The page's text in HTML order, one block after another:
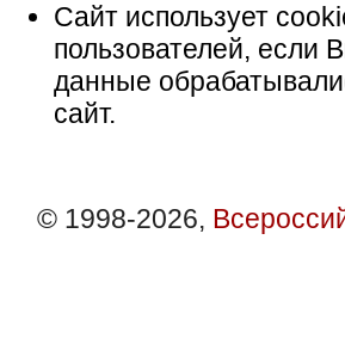
Сайт использует
пользователей, если
данные
сайт.
© 1998-2026,